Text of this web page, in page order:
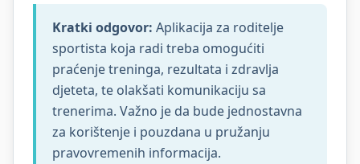
Kratki odgovor: Aplikacija za roditelje
sportista koja radi treba omogućiti
praćenje treninga, rezultata i zdravlja
djeteta, te olakšati komunikaciju sa
trenerima. Važno je da bude jednostavna
za korištenje i pouzdana u pružanju
pravovremenih informacija.